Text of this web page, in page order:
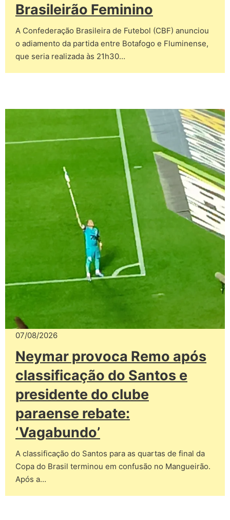
Brasileirão Feminino
A Confederação Brasileira de Futebol (CBF) anunciou
o adiamento da partida entre Botafogo e Fluminense,
que seria realizada às 21h30…
07/08/2026
Neymar provoca Remo após
classificação do Santos e
presidente do clube
paraense rebate:
‘Vagabundo’
A classificação do Santos para as quartas de final da
Copa do Brasil terminou em confusão no Mangueirão.
Após a…